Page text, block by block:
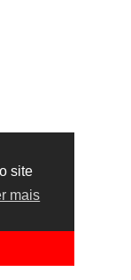
site
mais